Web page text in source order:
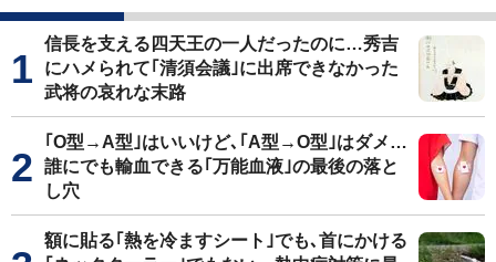
信長を支える四天王の一人だったのに…秀吉
にハメられて｢清須会議｣に出席できなかった
武将の哀れな末路
｢O型→A型｣はいいけど､｢A型→O型｣はダメ…
誰にでも輸血できる｢万能血液｣の最後の落と
し穴
額に貼る｢熱を冷ますシート｣でも､首にかける